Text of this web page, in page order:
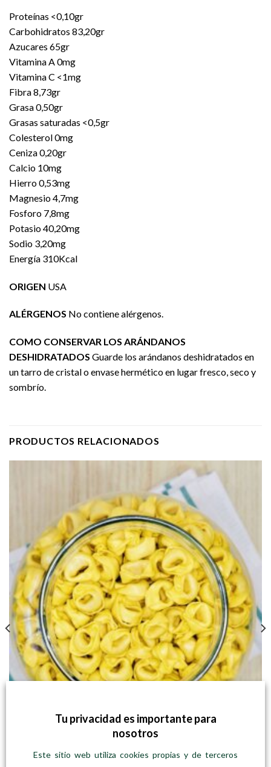
Proteínas <0,10gr
Carbohidratos 83,20gr
Azucares 65gr
Vitamina A 0mg
Vitamina C <1mg
Fibra 8,73gr
Grasa 0,50gr
Grasas saturadas <0,5gr
Colesterol 0mg
Ceniza 0,20gr
Calcio 10mg
Hierro 0,53mg
Magnesio 4,7mg
Fosforo 7,8mg
Potasio 40,20mg
Sodio 3,20mg
Energía 310Kcal
ORIGEN USA
ALÉRGENOS No contiene alérgenos.
COMO CONSERVAR LOS ARÁNDANOS
DESHIDRATADOS Guarde los arándanos deshidratados en
un tarro de cristal o envase hermético en lugar fresco, seco y
sombrío.
PRODUCTOS RELACIONADOS
Tu privacidad es importante para
nosotros
Este sitio web utiliza cookies propias y de terceros